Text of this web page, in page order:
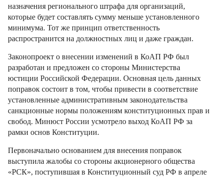
назначения регионального штрафа для организаций,
которые будет составлять сумму меньше установленного
минимума. Тот же принцип ответственность
распространится на должностных лиц и даже граждан.
Законопроект о внесении изменений в КоАП РФ был
разработан и предложен со стороны Министерства
юстиции Российской Федерации. Основная цель данных
поправок состоит в том, чтобы привести в соответствие
установленные административным законодательства
санкционные нормы положениям конституционных прав и
свобод. Минюст России усмотрело выход КоАП РФ за
рамки основ Конституции.
Первоначально основанием для внесения поправок
выступила жалобы со стороны акционерного общества
«РСК», поступившая в Конституционный суд РФ в апреле